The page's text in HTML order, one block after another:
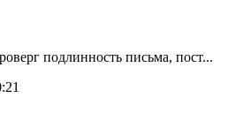
подлинность письма, пост...